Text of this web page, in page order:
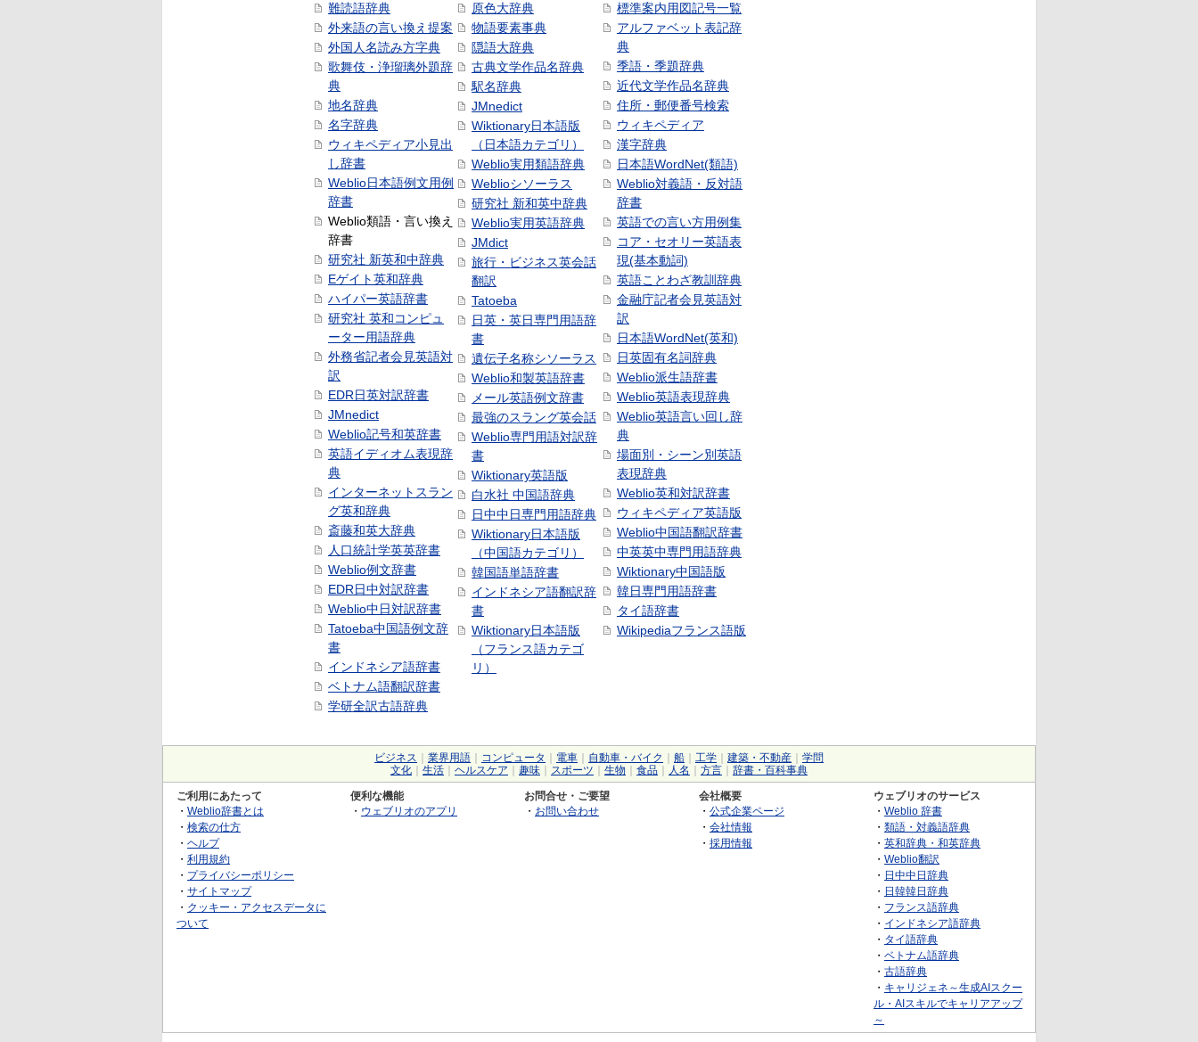
難読語辞典
外来語の言い換え提案
外国人名読み方字典
歌舞伎・浄瑠璃外題辞
典
地名辞典
名字辞典
ウィキペディア小見出
し辞書
Weblio日本語例文用例
辞書
Weblio類語・言い換え
辞書
研究社 新英和中辞典
Eゲイト英和辞典
ハイパー英語辞書
研究社 英和コンピュ
ーター用語辞典
外務省記者会見英語対
訳
EDR日英対訳辞書
JMnedict
Weblio記号和英辞書
英語イディオム表現辞
典
インターネットスラン
グ英和辞典
斎藤和英大辞典
人口統計学英英辞書
Weblio例文辞書
EDR日中対訳辞書
Weblio中日対訳辞書
Tatoeba中国語例文辞
書
インドネシア語辞書
ベトナム語翻訳辞書
学研全訳古語辞典
原色大辞典
物語要素事典
隠語大辞典
古典文学作品名辞典
駅名辞典
JMnedict
Wiktionary日本語版
（日本語カテゴリ）
Weblio実用類語辞典
Weblioシソーラス
研究社 新和英中辞典
Weblio実用英語辞典
JMdict
旅行・ビジネス英会話
翻訳
Tatoeba
日英・英日専門用語辞
書
遺伝子名称シソーラス
Weblio和製英語辞書
メール英語例文辞書
最強のスラング英会話
Weblio専門用語対訳辞
書
Wiktionary英語版
白水社 中国語辞典
日中中日専門用語辞典
Wiktionary日本語版
（中国語カテゴリ）
韓国語単語辞書
インドネシア語翻訳辞
書
Wiktionary日本語版
（フランス語カテゴ
リ）
標準案内用図記号一覧
アルファベット表記辞
典
季語・季題辞典
近代文学作品名辞典
住所・郵便番号検索
ウィキペディア
漢字辞典
日本語WordNet(類語)
Weblio対義語・反対語
辞書
英語での言い方用例集
コア・セオリー英語表
現(基本動詞)
英語ことわざ教訓辞典
金融庁記者会見英語対
訳
日本語WordNet(英和)
日英固有名詞辞典
Weblio派生語辞書
Weblio英語表現辞典
Weblio英語言い回し辞
典
場面別・シーン別英語
表現辞典
Weblio英和対訳辞書
ウィキペディア英語版
Weblio中国語翻訳辞書
中英英中専門用語辞典
Wiktionary中国語版
韓日専門用語辞書
タイ語辞書
Wikipediaフランス語版
ビジネス 業界用語 コンピュータ 電車 自動車・バイク 船 工学 建築・不動産
学問
文化
生活 ヘルスケア 趣味 スポーツ 生物 食品 人名 方言 辞書・百科事典
ご利用にあたって
・ Weblio辞書とは
・ 検索の仕方
・ ヘルプ
・ 利用規約
・ プライバシーポリシー
・ サイトマップ
・ クッキー・アクセスデータに
ついて
便利な機能
・ ウェブリオのアプリ
お問合せ・ご要望
・ お問い合わせ
会社概要
・ 公式企業ページ
・ 会社情報
・ 採用情報
ウェブリオのサービス
・ Weblio 辞書
・ 類語・対義語辞典
・ 英和辞典・和英辞典
・ Weblio翻訳
・ 日中中日辞典
・ 日韓韓日辞典
・ フランス語辞典
・ インドネシア語辞典
・ タイ語辞典
・ ベトナム語辞典
・ 古語辞典
・ キャリジェネ～生成AIスクー
ル・AIスキルでキャリアアップ
～